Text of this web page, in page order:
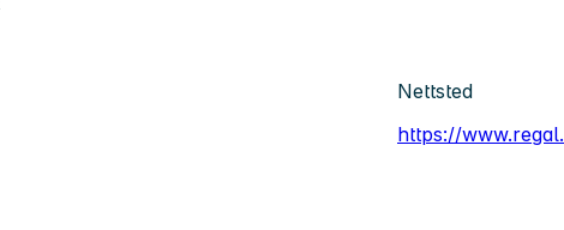
Nettsted
https://